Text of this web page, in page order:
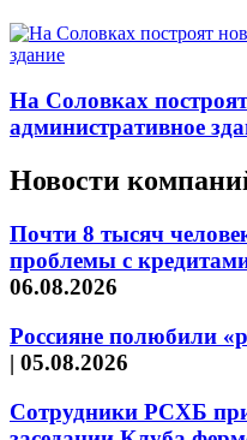
На Соловках
административное
Новости
Почти 8 тысяч
проблемы с
06.08.2026
Россияне полюбили
| 05.08.2026
Сотрудники РСХБ